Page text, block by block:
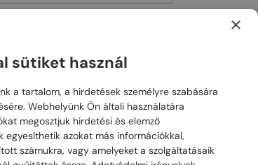
48/72
×
sütiket használ
a tartalom, a hirdetések személyre szabására
Webhelyünk Ön általi használatára
megosztjuk hirdetési és elemző
egyesíthetik azokat más információkkal,
számukra, vagy amelyeket a szolgáltatásaik